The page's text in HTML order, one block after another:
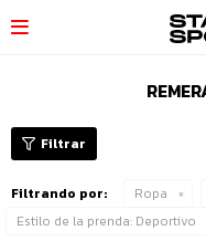

Filtrando por: Ropa
Estilo de la prenda: Deportivo